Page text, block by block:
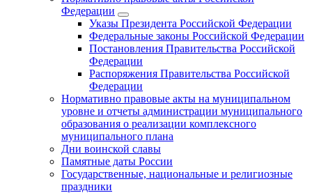
Федерации
Указы Президента Российской Федерации
Федеральные законы Российской Федерации
Постановления Правительства Российской
Федерации
Распоряжения Правительства Российской
Федерации
Нормативно правовые акты на муниципальном
уровне и отчеты администрации муниципального
образования о реализации комплексного
муниципального плана
Дни воинской славы
Памятные даты России
Государственные, национальные и религиозные
праздники